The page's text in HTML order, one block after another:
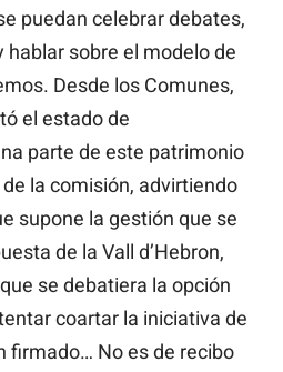
puedan celebrar debates,
hablar sobre el modelo de
Desde los Comunes,
el estado de
parte de este patrimonio
la comisión, advirtiendo
supone la gestión que se
de la Vall d’Hebron,
se debatiera la opción
coartar la iniciativa de
firmado… No es de recibo